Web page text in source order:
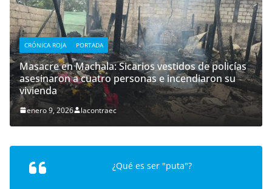
CRÓNICA ROJA PORTADA
Masacre en Machala: Sicarios vestidos de policías
asesinaron a cuatro personas e incendiaron su
vivienda
enero 9, 2026 lacontraec
¿Qué es ser "puta"?